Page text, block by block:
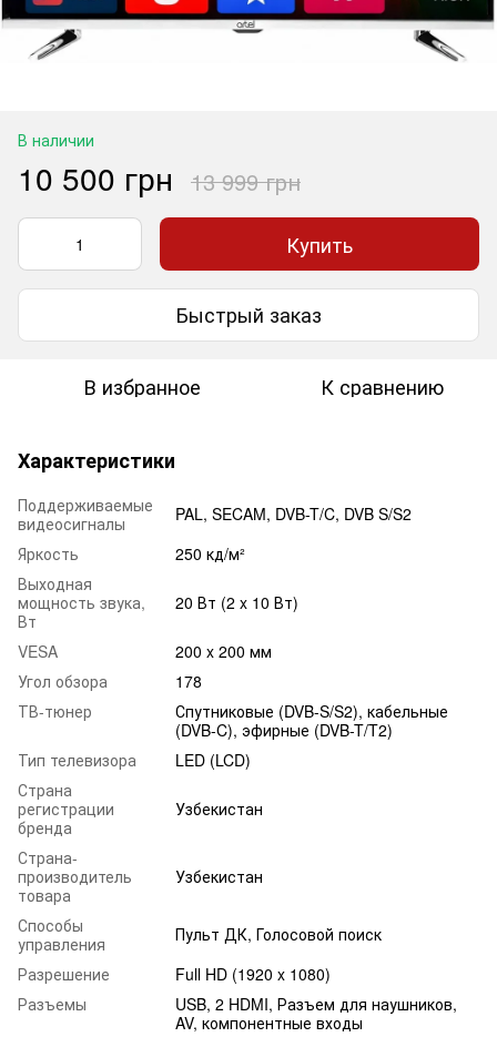
В наличии
10 500 грн 13 999 грн
Купить
Быстрый заказ
В избранное К сравнению
Характеристики
Поддерживаемые
видеосигналы
PAL, SECAM, DVB-T/C, DVB S/S2
Яркость
250 кд/м²
Выходная
мощность звука,
Вт
20 Вт (2 x 10 Вт)
VESA
200 x 200 мм
Угол обзора
178
ТВ-тюнер
Спутниковые (DVB-S/S2), кабельные
(DVB-C), эфирные (DVB-T/T2)
Тип телевизора
LED (LCD)
Страна
регистрации
бренда
Узбекистан
Страна-
производитель
товара
Узбекистан
Способы
управления
Пульт ДК, Голосовой поиск
Разрешение
Full HD (1920 x 1080)
Разъемы
USB, 2 HDMI, Разъем для наушников,
AV, компонентные входы